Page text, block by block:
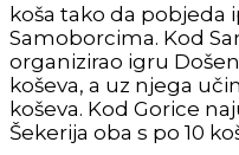
koša tako da pobjeda
Samoborcima. Kod
organizirao igru
koševa, a uz njega
koševa. Kod Gorice
Šekerija oba s po 10